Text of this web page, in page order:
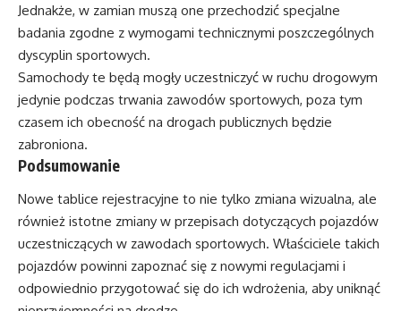
Jednakże, w zamian muszą one przechodzić specjalne
badania zgodne z wymogami technicznymi poszczególnych
dyscyplin sportowych.
Samochody te będą mogły uczestniczyć w ruchu drogowym
jedynie podczas trwania zawodów sportowych, poza tym
czasem ich obecność na drogach publicznych będzie
zabroniona.
Podsumowanie
Nowe tablice rejestracyjne to nie tylko zmiana wizualna, ale
również istotne zmiany w przepisach dotyczących pojazdów
uczestniczących w zawodach sportowych. Właściciele takich
pojazdów powinni zapoznać się z nowymi regulacjami i
odpowiednio przygotować się do ich wdrożenia, aby uniknąć